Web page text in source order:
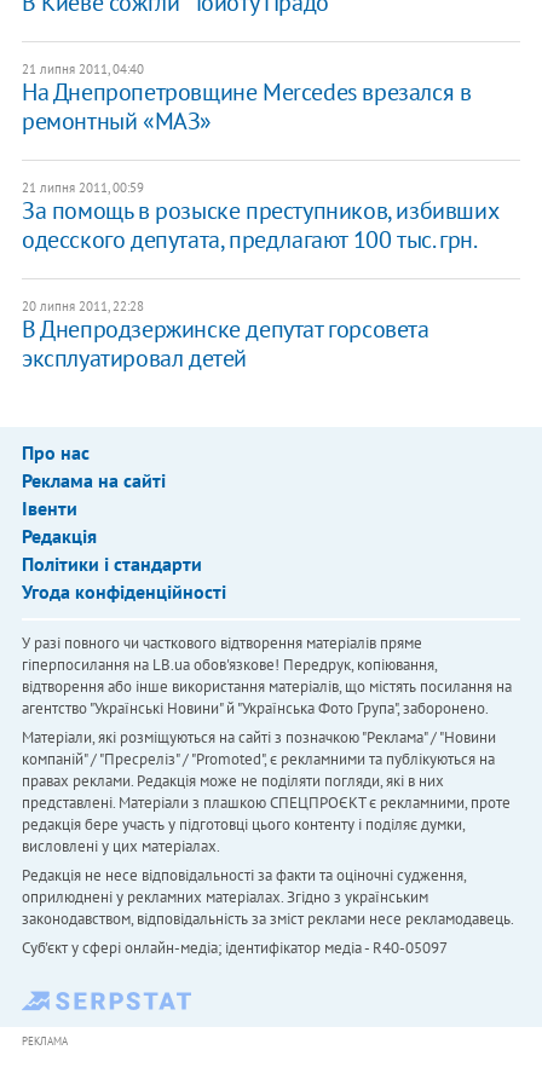
21 липня 2011, 04:40
На Днепропетровщине Merсedes врезался в
ремонтный «МАЗ»
21 липня 2011, 00:59
За помощь в розыске преступников, избивших
одесского депутата, предлагают 100 тыс. грн.
20 липня 2011, 22:28
В Днепродзержинске депутат горсовета
эксплуатировал детей
Про нас
Реклама на сайті
Івенти
Редакція
Політики і стандарти
Угода конфіденційності
У разі повного чи часткового відтворення матеріалів пряме
гіперпосилання на LB.ua обов'язкове! Передрук, копіювання,
відтворення або інше використання матеріалів, що містять посилання на
агентство "Українськi Новини" й "Українська Фото Група", заборонено.
Матеріали, які розміщуються на сайті з позначкою "Реклама" / "Новини
компаній" / "Пресреліз" / "Promoted", є рекламними та публікуються на
правах реклами. Редакція може не поділяти погляди, які в них
представлені. Матеріали з плашкою СПЕЦПРОЄКТ є рекламними, проте
редакція бере участь у підготовці цього контенту і поділяє думки,
висловлені у цих матеріалах.
Редакція не несе відповідальності за факти та оціночні судження,
оприлюднені у рекламних матеріалах. Згідно з українським
законодавством, відповідальність за зміст реклами несе рекламодавець.
Cуб'єкт у сфері онлайн-медіа; ідентифікатор медіа - R40-05097
РЕКЛАМА